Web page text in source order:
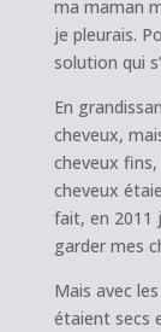
ma maman
je pleurais.
solution qui
En
cheveux,
cheveux
cheveux
fait, en 2011
garder mes
Mais avec
étaient secs